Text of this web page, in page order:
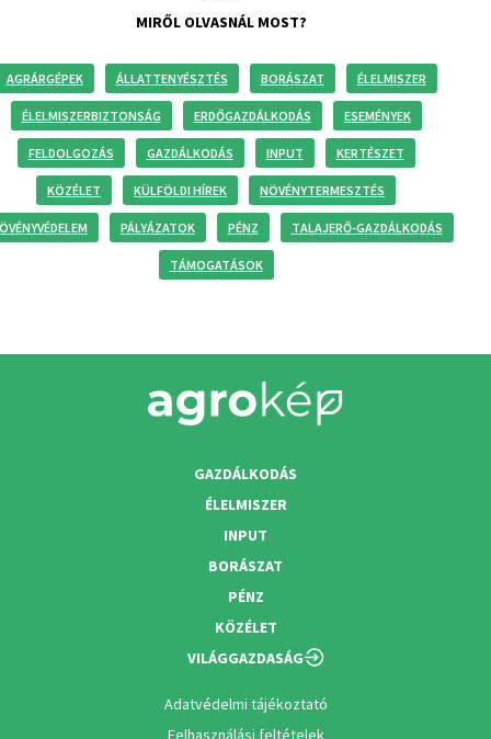
MIRŐL OLVASNÁL MOST?
AGRÁRGÉPEK ÁLLATTENYÉSZTÉS BORÁSZAT ÉLELMISZER
ÉLELMISZERBIZTONSÁG ERDŐGAZDÁLKODÁS ESEMÉNYEK
FELDOLGOZÁS GAZDÁLKODÁS INPUT KERTÉSZET
KÖZÉLET KÜLFÖLDI HÍREK NÖVÉNYTERMESZTÉS
PÁLYÁZATOK PÉNZ TALAJERŐ-GAZDÁLKODÁS
TÁMOGATÁSOK
GAZDÁLKODÁS
ÉLELMISZER
INPUT
BORÁSZAT
PÉNZ
KÖZÉLET
VILÁGGAZDASÁG
Adatvédelmi tájékoztató
Felhasználási feltételek